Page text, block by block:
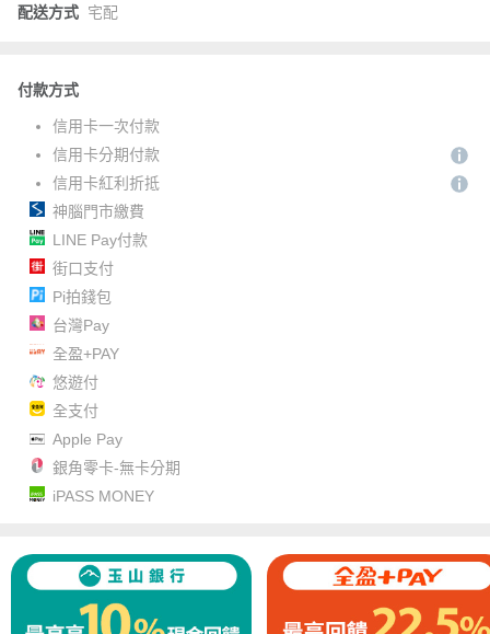
配送方式 宅配
付款方式
信用卡一次付款
信用卡分期付款
信用卡紅利折抵
神腦門市繳費
LINE Pay付款
街口支付
Pi拍錢包
台灣Pay
全盈+PAY
悠遊付
全支付
Apple Pay
銀角零卡-無卡分期
iPASS MONEY